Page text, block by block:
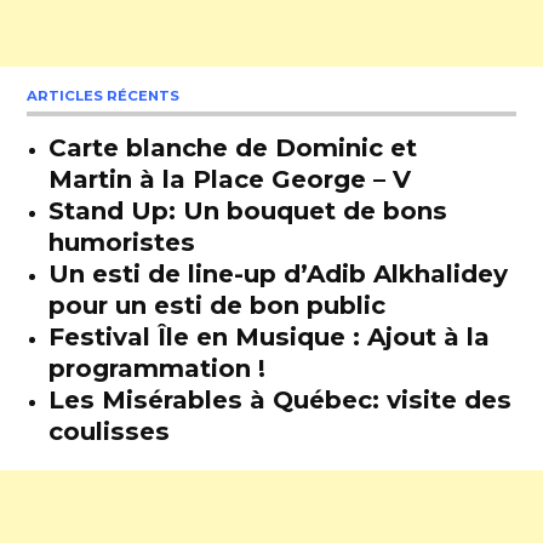
ARTICLES RÉCENTS
Carte blanche de Dominic et
Martin à la Place George – V
Stand Up: Un bouquet de bons
humoristes
Un esti de line-up d’Adib Alkhalidey
pour un esti de bon public
Festival Île en Musique : Ajout à la
programmation !
Les Misérables à Québec: visite des
coulisses